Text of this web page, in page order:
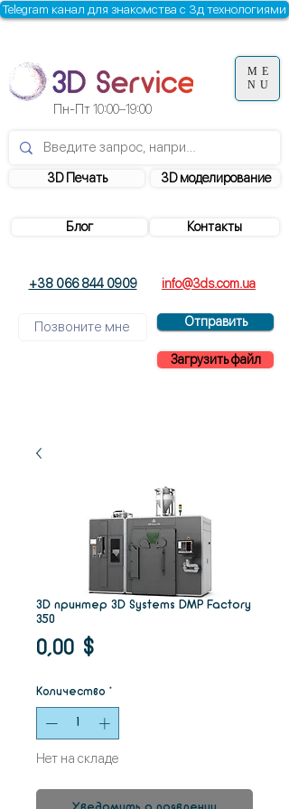
3D моделирование
Контакты
3D Печать
+38 066 844 0909 info@3ds.com.ua
Отправить
Загрузить файл
Блог
Пн-Пт10:00–19:00
Telegram канал для знакомства с 3д технологиями
ME
NU
3D принтер 3D Systems DMP Factory
350
0,00 $Цена
Количество *
Нет на складе